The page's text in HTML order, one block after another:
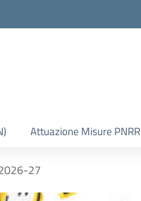
Attuazione Misure PNRR
27